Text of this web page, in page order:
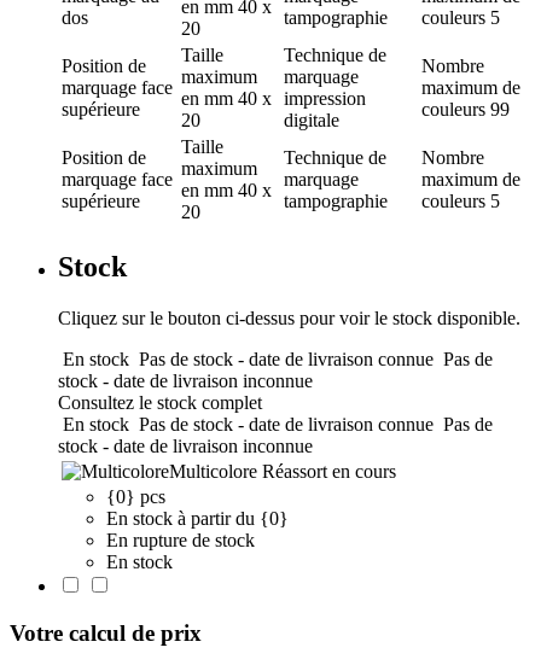
dos
en mm 40 x
20
tampographie
couleurs 5
Position de
marquage face
supérieure
Taille
maximum
en mm 40 x
20
Technique de
marquage
impression
digitale
Nombre
maximum de
couleurs 99
Position de
marquage face
supérieure
Taille
maximum
en mm 40 x
20
Technique de
marquage
tampographie
Nombre
maximum de
couleurs 5
Stock
Cliquez sur le bouton ci-dessus pour voir le stock disponible.
En stock Pas de stock - date de livraison connue Pas de
stock - date de livraison inconnue
Consultez le stock complet
En stock Pas de stock - date de livraison connue Pas de
stock - date de livraison inconnue
Multicolore Réassort en cours
{0} pcs
En stock à partir du {0}
En rupture de stock
En stock
Votre calcul de prix